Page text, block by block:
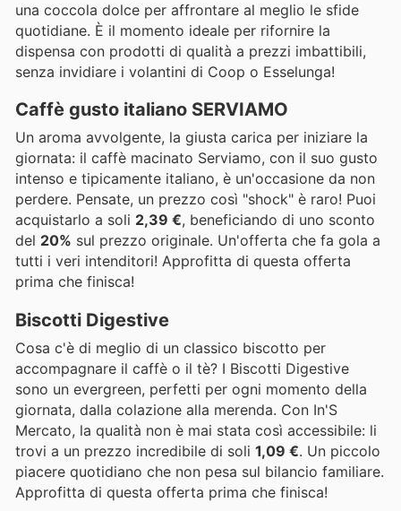
una coccola dolce per affrontare al meglio le sfide
quotidiane. È il momento ideale per rifornire la
dispensa con prodotti di qualità a prezzi imbattibili,
senza invidiare i volantini di Coop o Esselunga!
Caffè gusto italiano SERVIAMO
Un aroma avvolgente, la giusta carica per iniziare la
giornata: il caffè macinato Serviamo, con il suo gusto
intenso e tipicamente italiano, è un'occasione da non
perdere. Pensate, un prezzo così "shock" è raro! Puoi
acquistarlo a soli 2,39 €, beneficiando di uno sconto
del 20% sul prezzo originale. Un'offerta che fa gola a
tutti i veri intenditori! Approfitta di questa offerta
prima che finisca!
Biscotti Digestive
Cosa c'è di meglio di un classico biscotto per
accompagnare il caffè o il tè? I Biscotti Digestive
sono un evergreen, perfetti per ogni momento della
giornata, dalla colazione alla merenda. Con In'S
Mercato, la qualità non è mai stata così accessibile: li
trovi a un prezzo incredibile di soli 1,09 €. Un piccolo
piacere quotidiano che non pesa sul bilancio familiare.
Approfitta di questa offerta prima che finisca!